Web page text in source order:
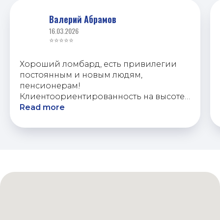
Валерий Абрамов
16.03.2026
⭐⭐⭐⭐⭐
Хороший ломбард, есть привилегии
постоянным и новым людям,
пенсионерам!
Клиентоориентированность на высоте!
Спасибо, советую.
Read more